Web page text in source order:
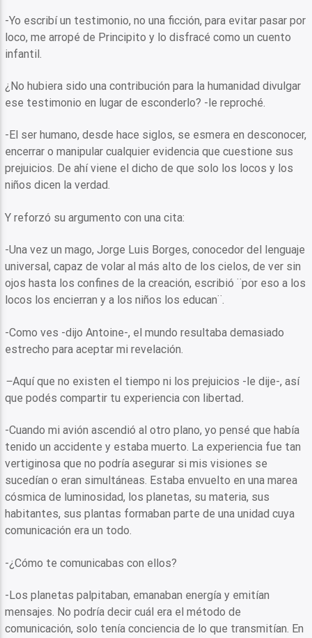
-Yo escribí un testimonio, no una ficción, para evitar pasar por
loco, me arropé de Principito y lo disfracé como un cuento
infantil.
¿No hubiera sido una contribución para la humanidad divulgar
ese testimonio en lugar de esconderlo? -le reproché.
-El ser humano, desde hace siglos, se esmera en desconocer,
encerrar o manipular cualquier evidencia que cuestione sus
prejuicios. De ahí viene el dicho de que solo los locos y los
niños dicen la verdad.
Y reforzó su argumento con una cita:
-Una vez un mago, Jorge Luis Borges, conocedor del lenguaje
universal, capaz de volar al más alto de los cielos, de ver sin
ojos hasta los confines de la creación, escribió ¨por eso a los
locos los encierran y a los niños los educan¨.
-Como ves -dijo Antoine-, el mundo resultaba demasiado
estrecho para aceptar mi revelación.
–Aquí que no existen el tiempo ni los prejuicios -le dije-, así
que podés compartir tu experiencia con libertad.
-Cuando mi avión ascendió al otro plano, yo pensé que había
tenido un accidente y estaba muerto. La experiencia fue tan
vertiginosa que no podría asegurar si mis visiones se
sucedían o eran simultáneas. Estaba envuelto en una marea
cósmica de luminosidad, los planetas, su materia, sus
habitantes, sus plantas formaban parte de una unidad cuya
comunicación era un todo.
-¿Cómo te comunicabas con ellos?
-Los planetas palpitaban, emanaban energía y emitían
mensajes. No podría decir cuál era el método de
comunicación, solo tenía conciencia de lo que transmitían. En